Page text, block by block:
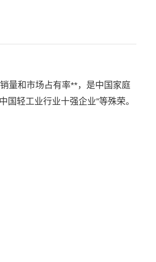
量和市场占有率**，是中国家庭
国轻工业行业十强企业”等殊荣。